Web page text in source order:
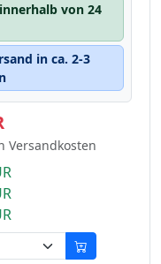
von 24
in ca. 2-3
Versandkosten